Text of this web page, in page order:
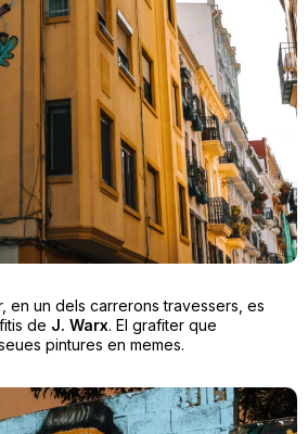
en un dels carrerons travessers, es
de J. Warx. El grafiter que
pintures en memes.